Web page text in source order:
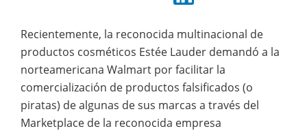
Recientemente, la reconocida multinacional de
productos cosméticos Estée Lauder demandó a la
norteamericana Walmart por facilitar la
comercialización de productos falsificados (o
piratas) de algunas de sus marcas a través del
Marketplace de la reconocida empresa